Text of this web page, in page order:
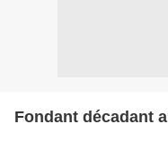
Fondant décadant